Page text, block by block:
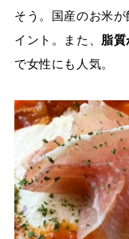
そう。国産のお米
イント。また、 脂
で女性にも人気。